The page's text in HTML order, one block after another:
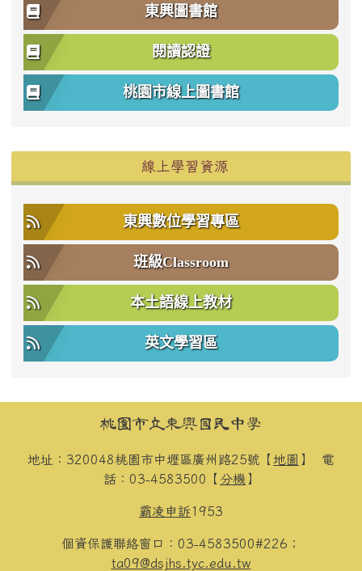
東興圖書館
閱讀認證
桃園市線上圖書館
線上學習資源
東興數位學習專區
班級Classroom
本土語線上教材
英文學習區
頁尾區域內容桃園市立東興國民中學
地址：320048桃園市中壢區廣州路25號【 地圖 】 電
話：03-4583500【 分機 】
霸凌申訴1953
個資保護聯絡窗口：03-4583500#226；
ta09@dsjhs.tyc.edu.tw